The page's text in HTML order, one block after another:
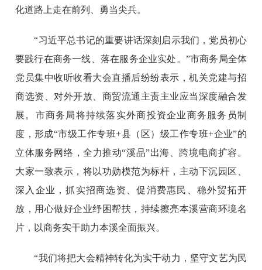
化道路上走在前列、勇当尖兵。
“习近平总书记的重要讲话深刻启示我们，党员初心
要践行在商务一线、落在服务企业实处。”市商务局全体
党员集中收听收看大会直播后纷纷表示，机关党建与招
商选资、对外开放、商贸流通主责主业应当深度融合发
展。市商务局将持续落实外商投资企业商务服务员制
度，形成“市级工作专班+县（区）级工作专班+企业”的
立体服务网络，全力推动“溪品”出海、跨境电商扩容。
大家一致表示，将以功勋模范为标杆，主动下沉园区、
深入企业，抓实招商选资、促消费惠民、稳外贸拓开
放，用心做好企业纾困帮扶，持续擦亮本溪营商环境名
片，以商务实干助力本溪全面振兴。
“我们将把大会精神转化为实干动力，坚守文艺为民